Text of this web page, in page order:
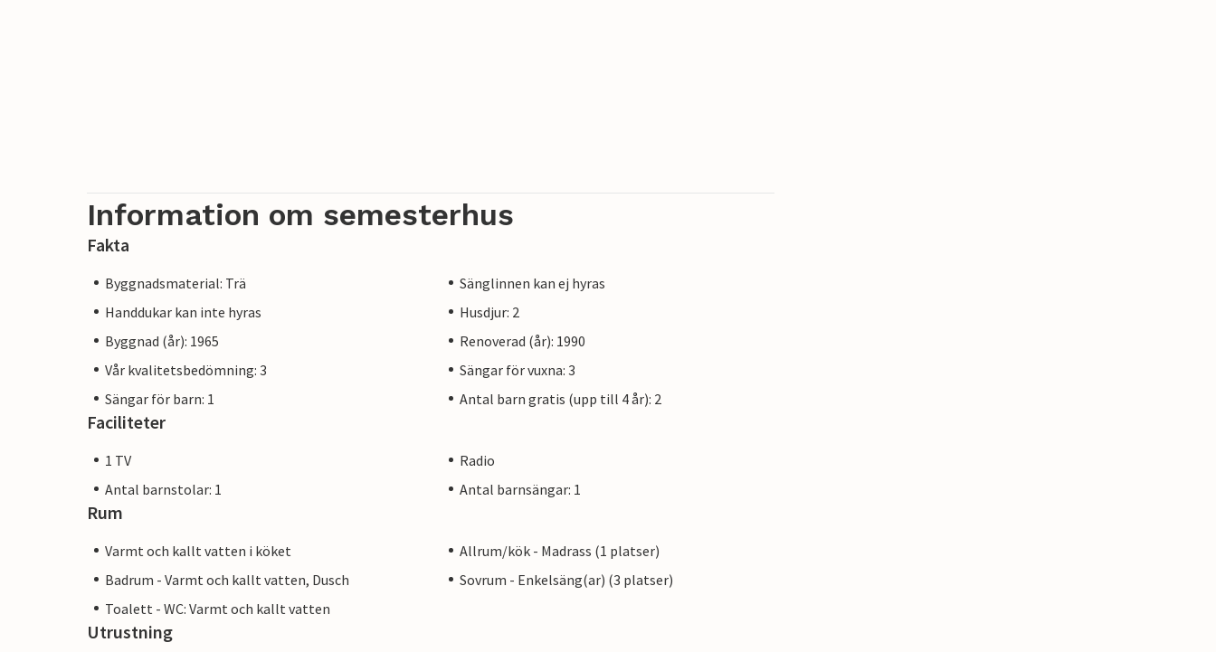
Information om semesterhus
Fakta
Byggnadsmaterial: Trä
Sänglinnen kan ej hyras
Handdukar kan inte hyras
Husdjur: 2
Byggnad (år): 1965
Renoverad (år): 1990
Vår kvalitetsbedömning: 3
Sängar för vuxna: 3
Sängar för barn: 1
Antal barn gratis (upp till 4 år): 2
Faciliteter
1 TV
Radio
Antal barnstolar: 1
Antal barnsängar: 1
Rum
Varmt och kallt vatten i köket
Allrum/kök - Madrass (1 platser)
Badrum - Varmt och kallt vatten, Dusch
Sovrum - Enkelsäng(ar) (3 platser)
Toalett - WC: Varmt och kallt vatten
Utrustning